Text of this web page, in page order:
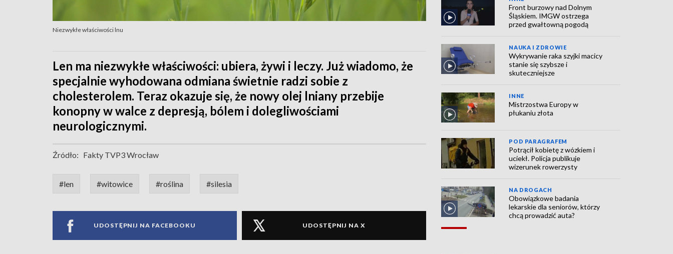
Niezwykłe właściwości lnu
Len ma niezwykłe właściwości: ubiera, żywi i leczy. Już wiadomo, że
specjalnie wyhodowana odmiana świetnie radzi sobie z
cholesterolem. Teraz okazuje się, że nowy olej lniany przebije
konopny w walce z depresją, bólem i dolegliwościami
neurologicznymi.
Źródło: Fakty TVP3 Wrocław
#len #witowice #roślina #silesia
UDOSTĘPNIJ NA FACEBOOKU UDOSTĘPNIJ NA X
Front burzowy nad Dolnym
Śląskiem. IMGW ostrzega
przed gwałtowną pogodą
NAUKA I ZDROWIE
Wykrywanie raka szyjki macicy
stanie się szybsze i
skuteczniejsze
INNE
Mistrzostwa Europy w
płukaniu złota
POD PARAGRAFEM
Potrącił kobietę z wózkiem i
uciekł. Policja publikuje
wizerunek rowerzysty
NA DROGACH
Obowiązkowe badania
lekarskie dla seniorów, którzy
chcą prowadzić auta?